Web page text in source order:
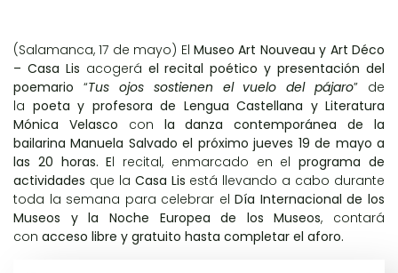
(Salamanca, 17 de mayo) El Museo Art Nouveau y Art Déco
– Casa Lis acogerá el recital poético y presentación del
poemario “Tus ojos sostienen el vuelo del pájaro” de
la poeta y profesora de Lengua Castellana y Literatura
Mónica Velasco con la danza contemporánea de la
bailarina Manuela Salvado el próximo jueves 19 de mayo a
las 20 horas. El recital, enmarcado en elprograma de
actividades que la Casa Lis está llevando a cabo durante
toda la semana para celebrar elDía Internacional de los
Museos y la Noche Europea de los Museos, contará
con acceso libre y gratuito hasta completar el aforo.